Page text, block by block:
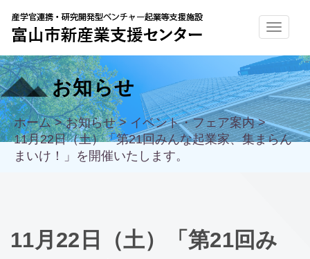
お知らせ
ホーム>お知らせ> イベント・フェア案内>
11月22日（土）「第21回みんな起業家、集まらん
まいけ！」を開催いたします。
11月22日（土）「第21回み